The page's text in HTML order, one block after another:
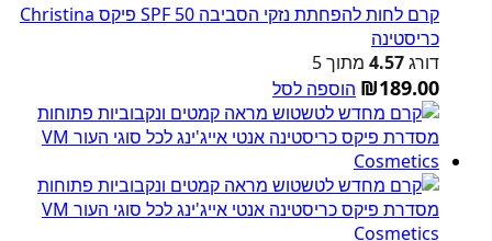
קרם לחות להפחתת נזקי הסביבה SPF 50 פיקס Christina
כריסטינה
דורג4.57 מתוך 5
₪189.00 הוספה לסל